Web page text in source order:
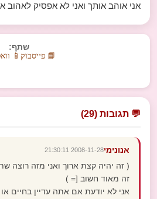
אני אוהב אותך ואני לא אפסיק לאהוב
שתף:
📘 פייסבוק 📱
💬 תגובות (29)
אנונימי2008-11-28 21:30:11
( זה יהיה קצת ארוך ואני מזה
זה מאוד חשוב [= )
אני לא יודעת אם אתה עדיין בחיים